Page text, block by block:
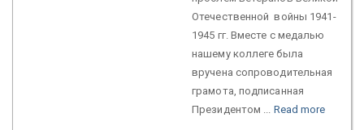
Отечественной войны 1941-
1945 гг. Вместе с медалью
нашему коллеге была
вручена сопроводительная
грамота, подписанная
Президентом ... Read more